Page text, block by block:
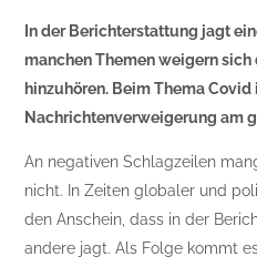
In der Berichterstattung jagt
manchen Themen weigern
hinzuhören. Beim Thema Covid
Nachrichtenverweigerung am
An negativen Schlagzeilen
nicht. In Zeiten globaler und
den Anschein, dass in der
andere jagt. Als Folge kommt